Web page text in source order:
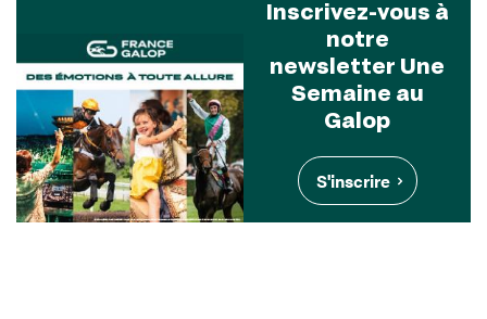
Inscrivez-vous à
notre
newsletter Une
Semaine au
Galop
S'inscrire